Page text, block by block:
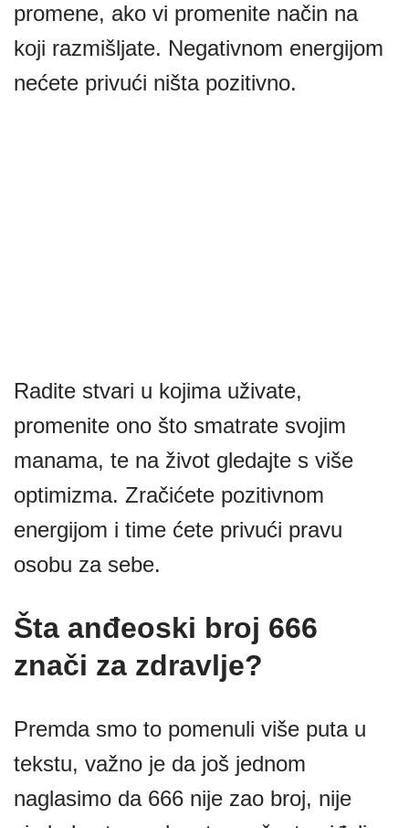
promene, ako vi promenite način na
koji razmišljate. Negativnom energijom
nećete privući ništa pozitivno.
Radite stvari u kojima uživate,
promenite ono što smatrate svojim
manama, te na život gledajte s više
optimizma. Zračićete pozitivnom
energijom i time ćete privući pravu
osobu za sebe.
Šta anđeoski broj 666
znači za zdravlje?
Premda smo to pomenuli više puta u
tekstu, važno je da još jednom
naglasimo da 666 nije zao broj, nije